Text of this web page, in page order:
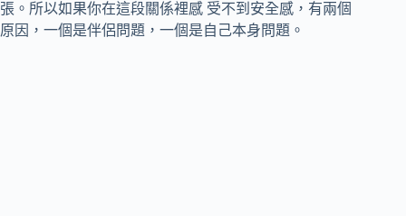
張。所以如果你在這段關係裡感 受不到安全感，有兩個
原因，一個是伴侶問題，一個是自己本身問題。